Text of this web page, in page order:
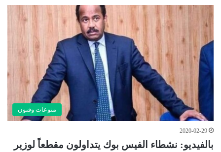
منوعات وفنون
2020-02-29
بالفيديو: نشطاء الفيس بوك يتداولون مقطعاً لوزير